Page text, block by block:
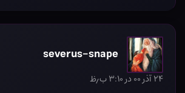
severus-snape
۲۴ آذر ۰۰ در ۳:۱۰ ب٫ظ